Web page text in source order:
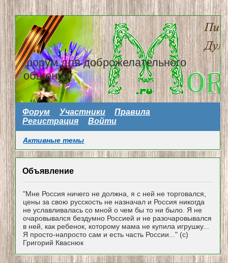
форум для доброжелательного
общения
Форум Участники
Правила
Регистрация
Войти
Активные темы
Объявление
"Мне Россия ничего не должна, я с ней не торговался,
цены за свою русскость не назначал и Россия никогда
не уславливалась со мной о чем бы то ни было. Я не
очаровывался бездумно Россией и не разочаровывался
в ней, как ребенок, которому мама не купила игрушку...
Я просто-напросто сам и есть часть России..." (с)
Григорий Кваснюк